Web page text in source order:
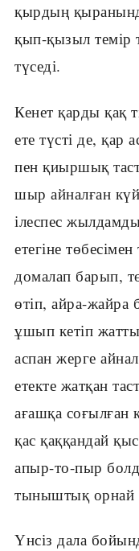
қырдың
қып-қызыл темір
түседі.
Кенет қарды қақ
ете түсті де,
пен қиыршық
шыр айналған
ілеспес
етегіне
домалап барып,
өтіп, айра-жайра
ұшып кетіп
аспан жерге
етекте жатқан
ағашқа соғылған
қас қаққандай
апыр-то-пыр
тыныштық орнай
Үнсіз дала